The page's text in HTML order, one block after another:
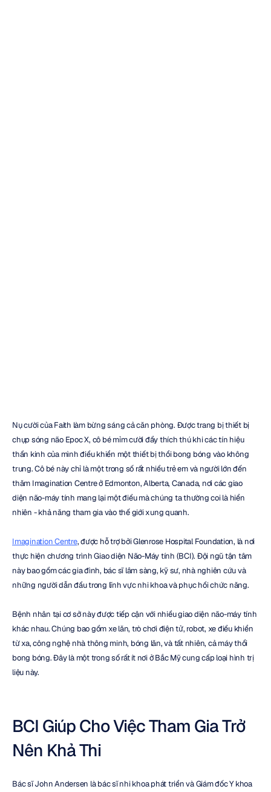
Nụ cười của Faith làm bừng sáng cả căn phòng. Được trang bị thiết bị
chụp sóng não Epoc X, cô bé mỉm cười đầy thích thú khi các tín hiệu
thần kinh của mình điều khiển một thiết bị thổi bong bóng vào không
trung. Cô bé này chỉ là một trong số rất nhiều trẻ em và người lớn đến
thăm Imagination Centre ở Edmonton, Alberta, Canada, nơi các giao
diện não-máy tính mang lại một điều mà chúng ta thường coi là hiển
nhiên - khả năng tham gia vào thế giới xung quanh.
Imagination Centre, được hỗ trợ bởi Glenrose Hospital Foundation, là nơi
thực hiện chương trình Giao diện Não-Máy tính (BCI). Đội ngũ tận tâm
này bao gồm các gia đình, bác sĩ lâm sàng, kỹ sư, nhà nghiên cứu và
những người dẫn đầu trong lĩnh vực nhi khoa và phục hồi chức năng.
Bệnh nhân tại cơ sở này được tiếp cận với nhiều giao diện não-máy tính
khác nhau. Chúng bao gồm xe lăn, trò chơi điện tử, robot, xe điều khiển
từ xa, công nghệ nhà thông minh, bóng lăn, và tất nhiên, cả máy thổi
bong bóng. Đây là một trong số rất ít nơi ở Bắc Mỹ cung cấp loại hình trị
liệu này.
BCI Giúp Cho Việc Tham Gia Trở
Nên Khả Thi
Bác sĩ John Andersen là bác sĩ nhi khoa phát triển và Giám đốc Y khoa